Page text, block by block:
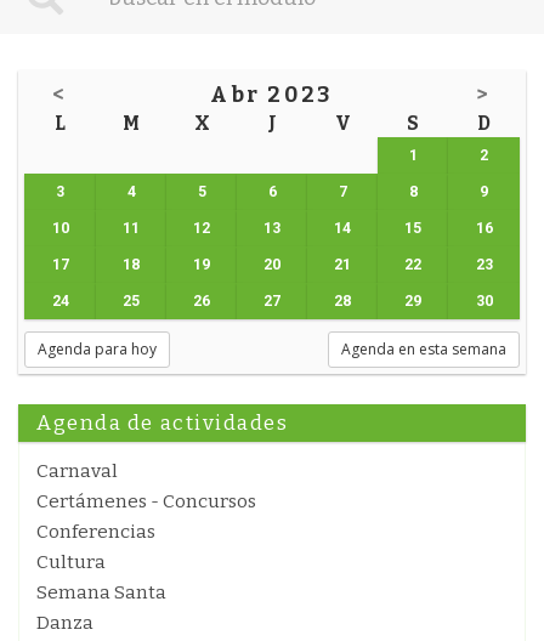
< Abr 2023 >
L M X J V S D
1 2
3 4 5 6 7 8 9
10 11 12 13 14 15 16
17 18 19 20 21 22 23
24 25 26 27 28 29 30
Agenda para hoy Agenda en esta semana
Agenda de actividades
Carnaval
Certámenes - Concursos
Conferencias
Cultura
Semana Santa
Danza